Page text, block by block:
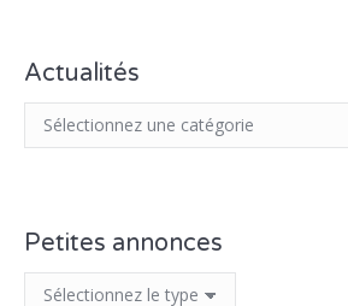
Actualités
Petites annonces